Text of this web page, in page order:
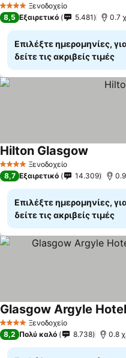
4 ΑστέριαΞενοδοχείο
8,5 Εξαιρετικό 5.481 0.7
Επιλέξτε ημερομηνίες,
δείτε τις ακριβείς τιμές
4 ΑστέριαΞενοδοχείο
Hilton Glasgow
8,7 Εξαιρετικό 14.309
Επιλέξτε ημερομηνίες,
δείτε τις ακριβείς τιμές
4 ΑστέριαΞενοδοχείο
8,2 Πολύ καλό 8.738 0.8